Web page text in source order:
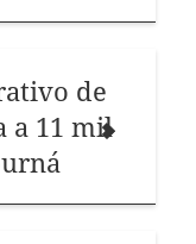
de
a 11 mil